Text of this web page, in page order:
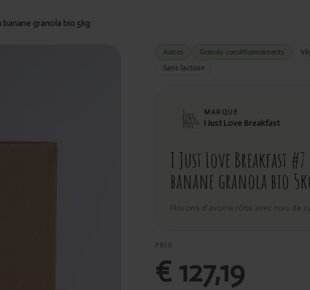
banane granola bio 5kg
Autres Grands conditionnements
Sans lactose
MARQUE
I Just Love Breakfast
I Just Love Breakfast
banane granola bio
Flocons d’avoine rôtis avec noix de
PRIX
€ 127,19